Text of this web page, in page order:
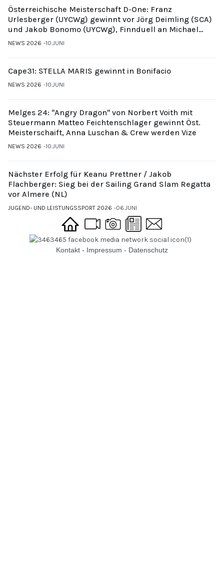
Österreichische Meisterschaft D-One: Franz
Urlesberger (UYCWg) gewinnt vor Jörg Deimling (SCA)
und Jakob Bonomo (UYCWg), Finnduell an Michael
Gubi (UYCMo)
NEWS 2026 10.JUNI
Cape31: STELLA MARIS gewinnt in Bonifacio
NEWS 2026 10.JUNI
Melges 24: "Angry Dragon" von Norbert Voith mit
Steuermann Matteo Feichtenschlager gewinnt Öst.
Meisterschaift, Anna Luschan & Crew werden Vize
NEWS 2026 10.JUNI
Nächster Erfolg für Keanu Prettner / Jakob
Flachberger: Sieg bei der Sailing Grand Slam Regatta
vor Almere (NL)
JUGEND- UND LEISTUNGSSPORT 2026 06.JUNI
Kontakt - Impressum - Datenschutz